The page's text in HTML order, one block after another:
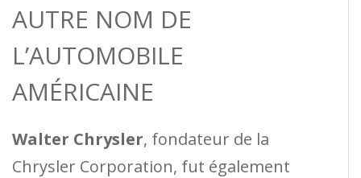
AUTRE NOM DE
L’AUTOMOBILE
AMÉRICAINE
Walter Chrysler, fondateur de la
Chrysler Corporation, fut également